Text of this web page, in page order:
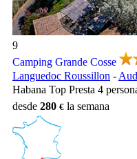
Camping Grande Cosse,
9
Camping Grande Cosse
Languedoc Roussillon -
Habana Top Presta 4
desde 280 la semana